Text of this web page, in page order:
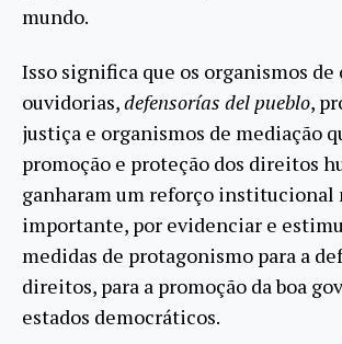
mundo.
Isso significa que os organismos de
ouvidorias,defensorías del pueblo,
justiça e organismos de mediação
promoção e proteção dos direitos
ganharam um reforço institucional
importante, por evidenciar e
medidas de protagonismo para a
direitos, para a promoção da boa
estados democráticos.